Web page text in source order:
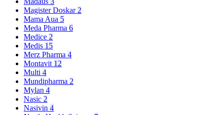
Magister Doskar 2
Mama Aua 5
Meda Pharma 6
Medice 2
Medis 15
Merz Pharma 4
Montavit 12
Multi 4
Mundipharma 2
Mylan 4
Nasic 2
Nasivin 4